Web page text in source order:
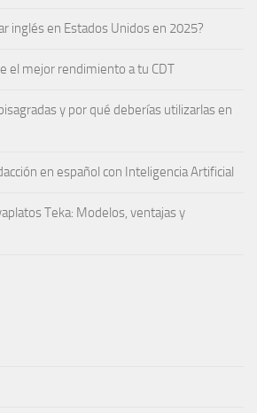
inglés en Estados Unidos en 2025?
el mejor rendimiento a tu CDT
y por qué deberías utilizarlas en
en español con Inteligencia Artificial
Teka: Modelos, ventajas y